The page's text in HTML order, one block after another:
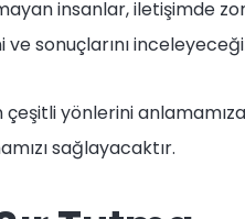
insanlar, iletişimde
sonuçlarını
yönlerini
sağlayacaktır.